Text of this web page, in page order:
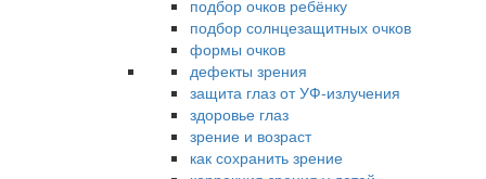
подбор очков ребёнку
подбор солнцезащитных очков
формы очков
дефекты зрения
защита глаз от УФ-излучения
здоровье глаз
зрение и возраст
как сохранить зрение